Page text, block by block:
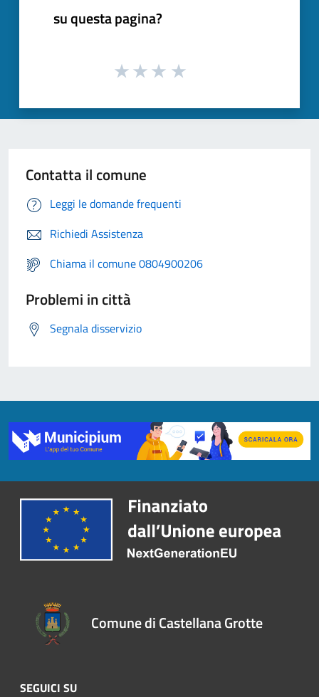
su questa pagina?
Contatta il comune
Leggi le domande frequenti
Richiedi Assistenza
Chiama il comune 0804900206
Problemi in città
Segnala disservizio
Comune di Castellana Grotte
SEGUICI SU